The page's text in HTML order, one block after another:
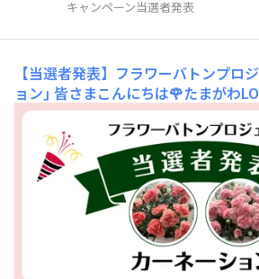
キャンペーン当選者発表
【当選者発表】フラワーバトンプロ
ョン｣ 皆さまこんにちは🌹たまがわ
事務局です。フラワーバトンプロジ
ン｣ に、大変多くの皆さまからご応
メントを投稿してくださった皆さま
コメント返信でキャンペーンを盛り
ま、本当にありがとうございます😆